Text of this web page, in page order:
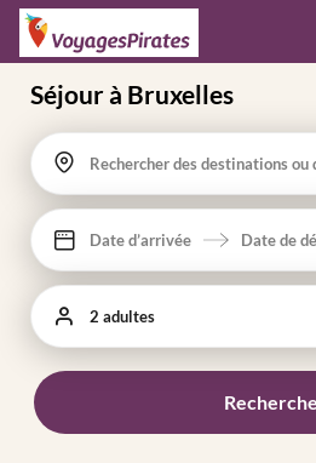
Séjour à Bruxelles
Rechercher des destinations ou
Date d’arrivée Date de
2 adultes